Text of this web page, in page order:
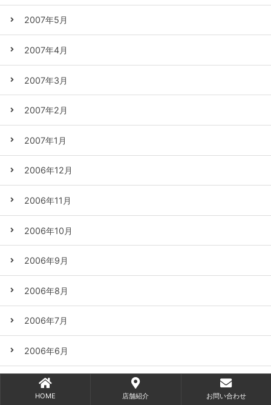
2007年5月
2007年4月
2007年3月
2007年2月
2007年1月
2006年12月
2006年11月
2006年10月
2006年9月
2006年8月
2006年7月
2006年6月
2006年5月
HOME 店舗紹介 お問い合わせ